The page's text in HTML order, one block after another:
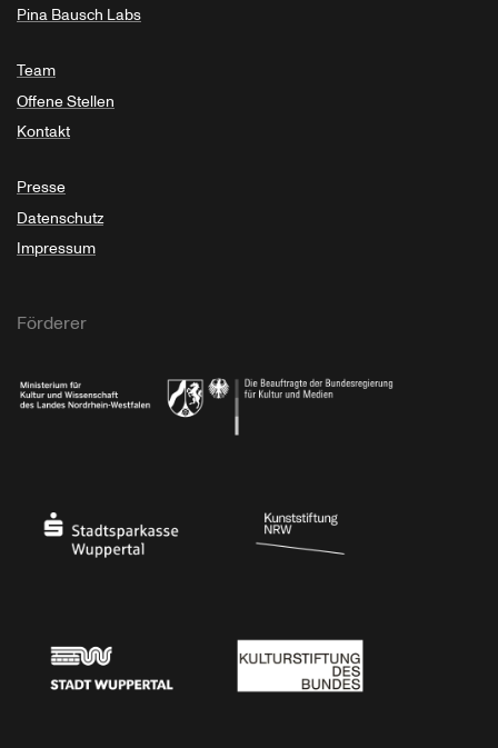
Pina Bausch Labs
Team
Offene Stellen
Kontakt
Presse
Datenschutz
Impressum
Förderer